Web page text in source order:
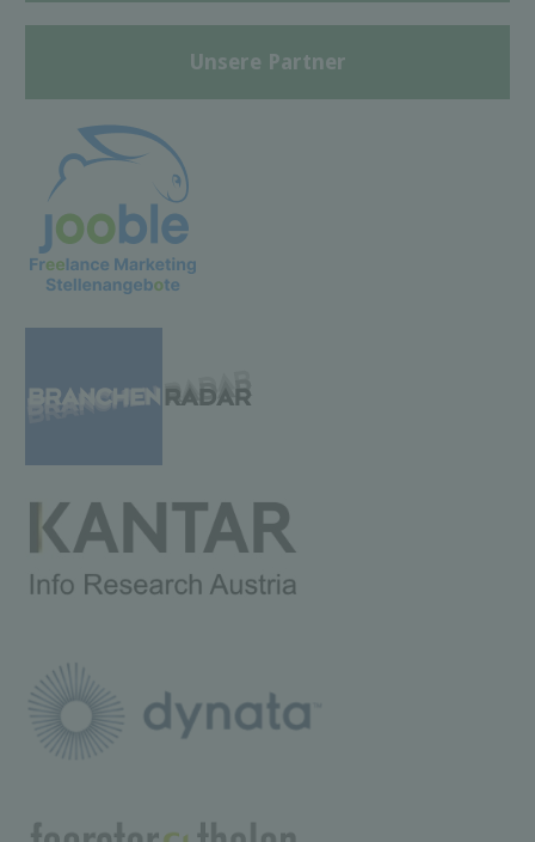
Unsere Partner